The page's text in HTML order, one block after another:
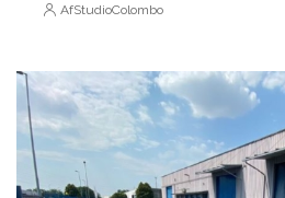
AfStudioColombo